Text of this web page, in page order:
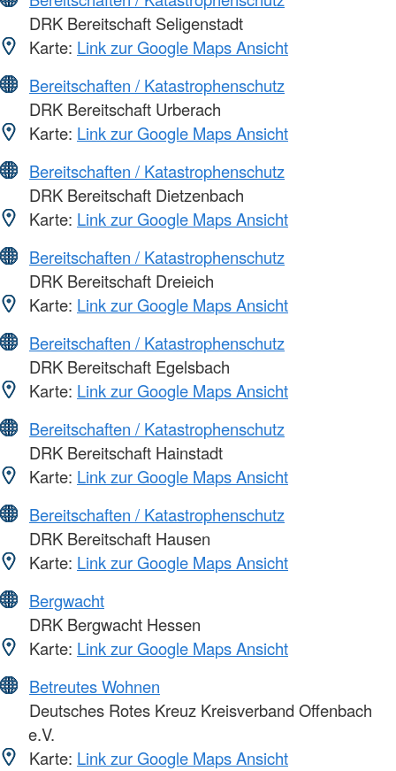
DRK Bereitschaft Seligenstadt
Karte: Link zur Google Maps Ansicht
Bereitschaften / Katastrophenschutz
DRK Bereitschaft Urberach
Karte: Link zur Google Maps Ansicht
Bereitschaften / Katastrophenschutz
DRK Bereitschaft Dietzenbach
Karte: Link zur Google Maps Ansicht
Bereitschaften / Katastrophenschutz
DRK Bereitschaft Dreieich
Karte: Link zur Google Maps Ansicht
Bereitschaften / Katastrophenschutz
DRK Bereitschaft Egelsbach
Karte: Link zur Google Maps Ansicht
Bereitschaften / Katastrophenschutz
DRK Bereitschaft Hainstadt
Karte: Link zur Google Maps Ansicht
Bereitschaften / Katastrophenschutz
DRK Bereitschaft Hausen
Karte: Link zur Google Maps Ansicht
Bergwacht
DRK Bergwacht Hessen
Karte: Link zur Google Maps Ansicht
Betreutes Wohnen
Deutsches Rotes Kreuz Kreisverband Offenbach
e.V.
Karte: Link zur Google Maps Ansicht